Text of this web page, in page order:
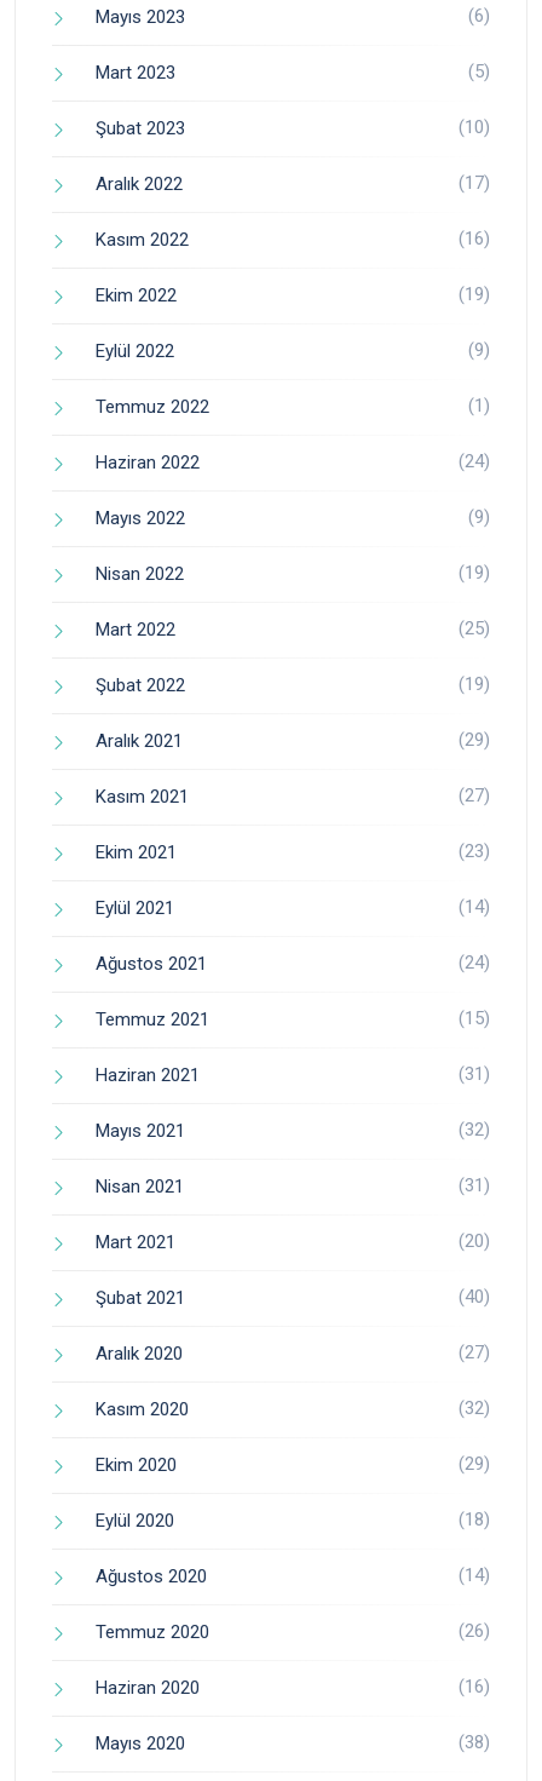
Mayıs 2023 (6)
Mart 2023 (5)
Şubat 2023 (10)
Aralık 2022 (17)
Kasım 2022 (16)
Ekim 2022 (19)
Eylül 2022 (9)
Temmuz 2022 (1)
Haziran 2022 (24)
Mayıs 2022 (9)
Nisan 2022 (19)
Mart 2022 (25)
Şubat 2022 (19)
Aralık 2021 (29)
Kasım 2021 (27)
Ekim 2021 (23)
Eylül 2021 (14)
Ağustos 2021 (24)
Temmuz 2021 (15)
Haziran 2021 (31)
Mayıs 2021 (32)
Nisan 2021 (31)
Mart 2021 (20)
Şubat 2021 (40)
Aralık 2020 (27)
Kasım 2020 (32)
Ekim 2020 (29)
Eylül 2020 (18)
Ağustos 2020 (14)
Temmuz 2020 (26)
Haziran 2020 (16)
Mayıs 2020 (38)